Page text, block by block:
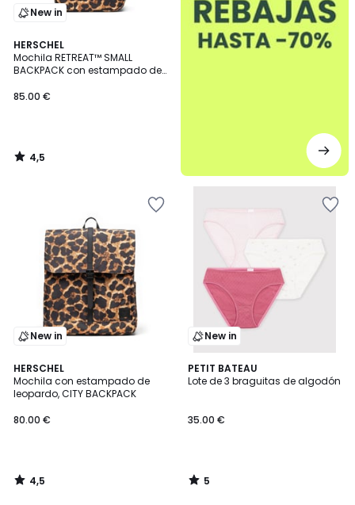
New in
HERSCHEL
Mochila RETREAT™ SMALL
BACKPACK con estampado de
85.00 €
4,5
/ 5
4,5
/
New in
HERSCHEL
Mochila con estampado de
leopardo, CITY BACKPACK
80.00 €
4,5
/ 5
4,5
/
New in
PETIT BATEAU
Lote de 3 braguitas de algodón
35.00 €
5
/
5
/